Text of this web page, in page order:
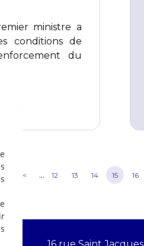
ministre a
conditions de
du
< ... 12 13 14 15 16